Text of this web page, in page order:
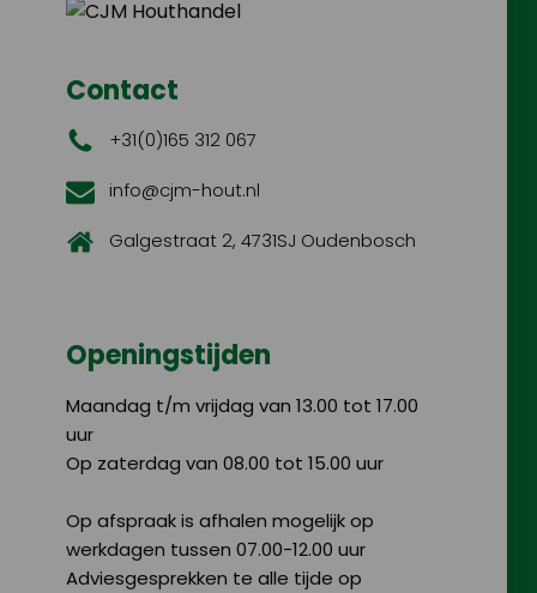
Contact
+31(0)165 312 067
info@cjm-hout.nl
Galgestraat 2, 4731SJ Oudenbosch
Openingstijden
Maandag t/m vrijdag van 13.00 tot 17.00
uur
Op zaterdag van 08.00 tot 15.00 uur
Op afspraak is afhalen mogelijk op
werkdagen tussen 07.00-12.00 uur
Adviesgesprekken te alle tijde op